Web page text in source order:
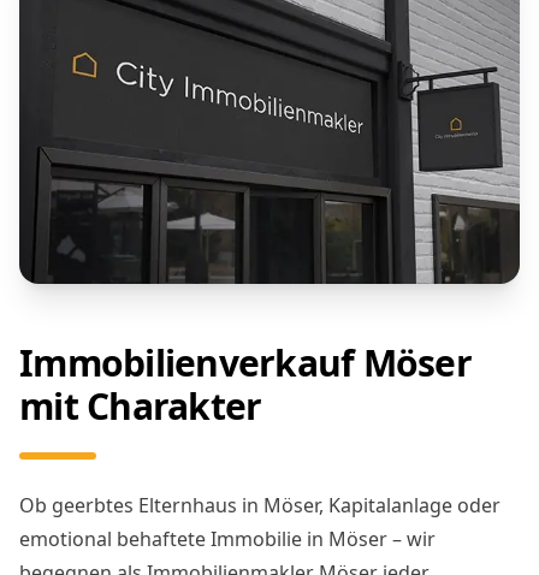
Immobilienverkauf Möser
mit Charakter
Ob geerbtes Elternhaus in Möser, Kapitalanlage oder
emotional behaftete Immobilie in Möser – wir